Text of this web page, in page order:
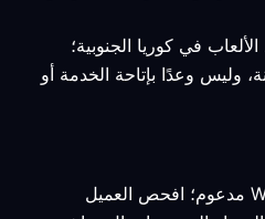
في كوريا الجنوبية؛
وليس وعدًا بإتاحة الخدمة أو
: نظام Windows مدعوم؛ افحص العميل